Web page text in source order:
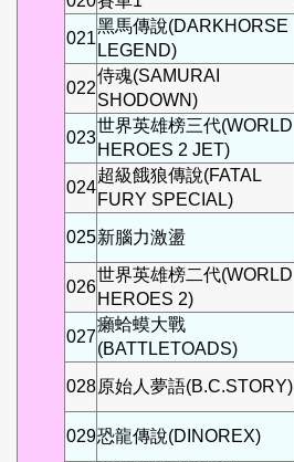
021
黑馬傳說(DARKHORSE
LEGEND)
022
侍魂(SAMURAI
SHODOWN)
023
世界英雄榜三代(WORLD
HEROES 2 JET)
024
超級餓狼傳說(FATAL
FURY SPECIAL)
025新腦力激盪
026
世界英雄榜二代(WORLD
HEROES 2)
027
癩蛤蟆大戰
(BATTLETOADS)
028 原始人夢語(B.C.STORY)
029恐龍傳說(DINOREX)